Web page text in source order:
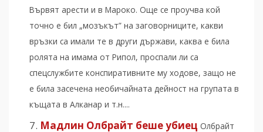
Вървят арести и в Мароко. Още се проучва кой
точно е бил „мозъкът” на заговорниците, какви
връзки са имали те в други държави, каква е била
ролята на имама от Рипол, проспали ли са
спецслужбите конспиративните му ходове, защо не
е била засечена необичайната дейност на групата в
къщата в Алканар и т.н....
Мадлин Олбрайт беше убиец Олбрайт